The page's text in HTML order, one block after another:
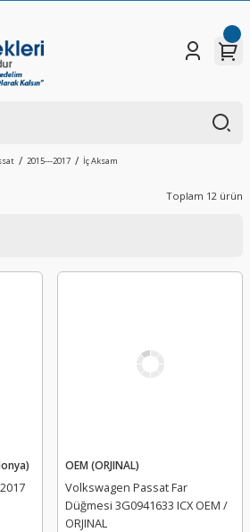
2015---2017 İç Aksam
Toplam 12 ürün
OEM (ORJINAL)
Volkswagen Passat Far
Düğmesi 3G0941633 ICX OEM /
ORJINAL